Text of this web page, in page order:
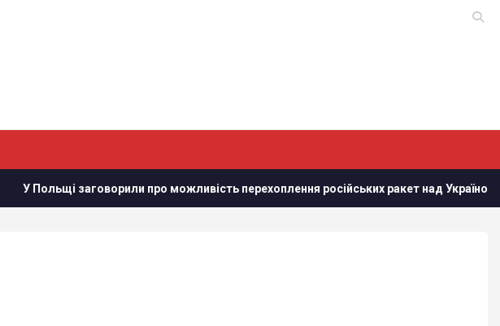
про можливість перехоплення російських ракет над Україною, - PAP